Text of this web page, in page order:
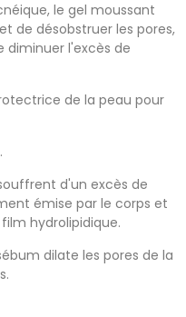
le gel moussant
de désobstruer les pores,
diminuer l'excès de
de la peau pour
d'un excès de
émise par le corps et
hydrolipidique.
dilate les pores de la